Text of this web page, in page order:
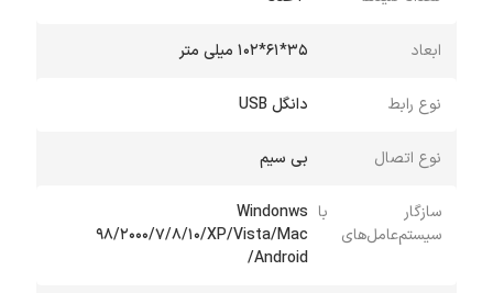
ابعاد 35*61*102 میلی متر
نوع رابط دانگل USB
نوع اتصال بی سیم
سازگار با
سیستم‌عامل‌های
Windonws
98/2000/7/8/10/XP/Vista/Mac
/Android